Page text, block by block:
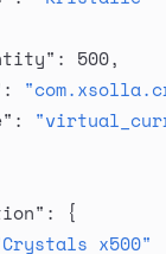
: 500,
:
:
: {
x500"